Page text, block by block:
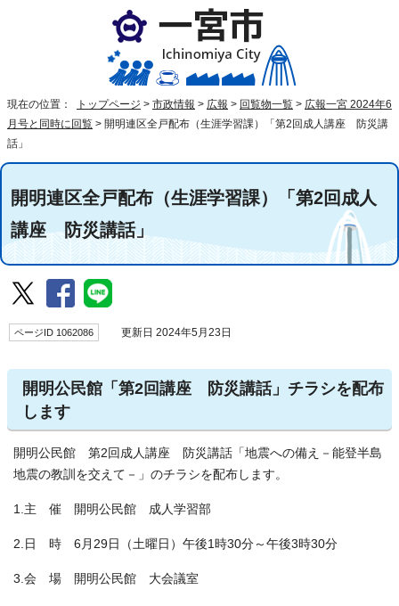
現在の位置： トップページ > 市政情報 > 広報 > 回覧物一覧 > 広報一宮 2024年6
月号と同時に回覧 > 開明連区全戸配布（生涯学習課）「第2回成人講座 防災講
話」
開明連区全戸配布（生涯学習課）「第2回成人
講座 防災講話」
ページID 1062086 更新日 2024年5月23日
開明公民館「第2回講座 防災講話」チラシを配布
します
開明公民館 第2回成人講座 防災講話「地震への備え－能登半島
地震の教訓を交えて－」のチラシを配布します。
1.主 催 開明公民館 成人学習部
2.日 時 6月29日（土曜日）午後1時30分～午後3時30分
3.会 場 開明公民館 大会議室